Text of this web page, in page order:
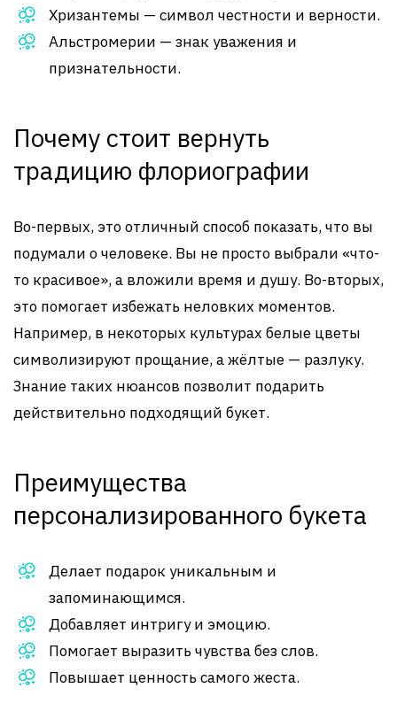
Хризантемы — символ честности и верности.
Альстромерии — знак уважения и
признательности.
Почему стоит вернуть
традицию флориографии
Во-первых, это отличный способ показать, что вы
подумали о человеке. Вы не просто выбрали «что-
то красивое», а вложили время и душу. Во-вторых,
это помогает избежать неловких моментов.
Например, в некоторых культурах белые цветы
символизируют прощание, а жёлтые — разлуку.
Знание таких нюансов позволит подарить
действительно подходящий букет.
Преимущества
персонализированного букета
Делает подарок уникальным и
запоминающимся.
Добавляет интригу и эмоцию.
Помогает выразить чувства без слов.
Повышает ценность самого жеста.